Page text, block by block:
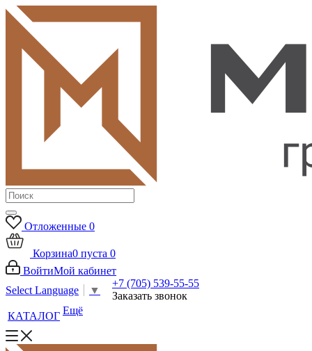
Отложенные 0
Корзина0 пуста 0
ВойтиМой кабинет
Select Language
▼
+7 (705) 539-55-55
Заказать звонок
КАТАЛОГ Ещё